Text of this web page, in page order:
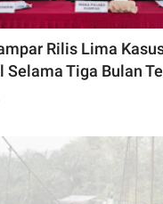
Rilis Lima
Selama Tiga Bulan